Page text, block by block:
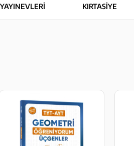
YAYINEVLERİ KIRTASİYE